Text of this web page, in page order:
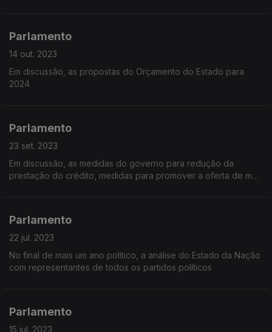
Parlamento
14 out. 2023
Em discussão, as propostas do Orçamento do Estado para
2024
Parlamento
23 set. 2023
Em discussão, as medidas do governo para redução da
prestação do crédito, medidas para promover a oferta de mais
Parlamento
22 jul. 2023
No final de mais um ano político, a análise do Estado da Nação
com representantes de todos os partidos políticos
Parlamento
15 jul. 2023